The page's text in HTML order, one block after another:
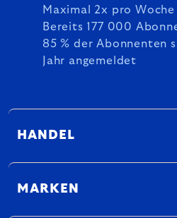
Maximal 2x pro Woche
Bereits 177 000
85 % der Abonnenten
Jahr angemeldet
HANDEL
MARKEN